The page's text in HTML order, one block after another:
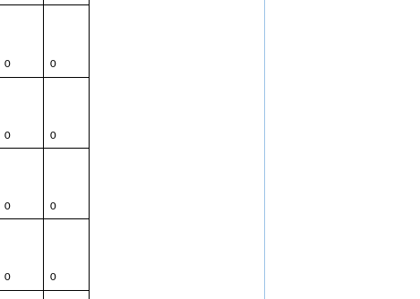
0
0
0
0
0
0
0
0